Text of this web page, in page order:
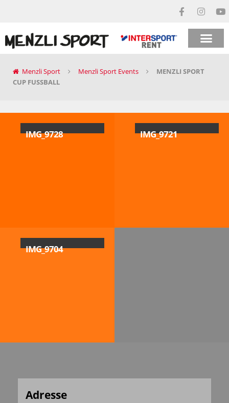
Menzli Sport Menzli Sport Events
MENZLI SPORT
CUP FUSSBALL
IMG_9728 IMG_9721
IMG_9704
Adresse